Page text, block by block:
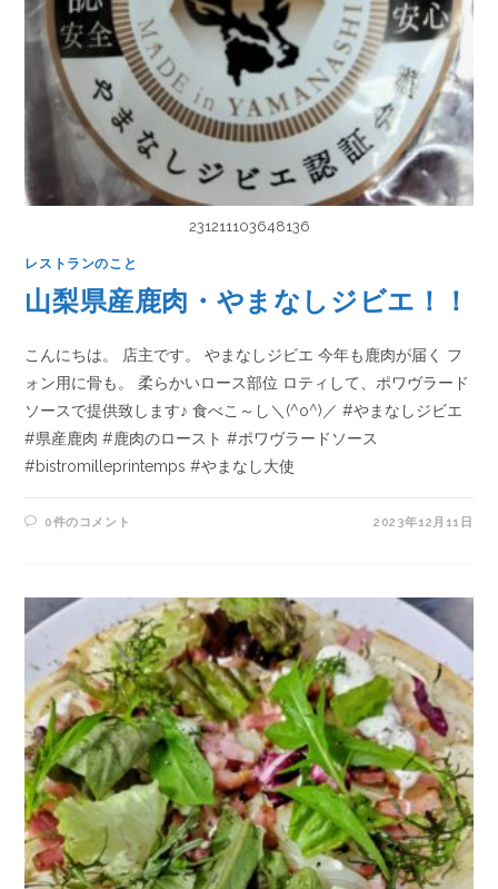
231211103648136
レストランのこと
山梨県産鹿肉・やまなしジビエ！！
こんにちは。 店主です。 やまなしジビエ 今年も鹿肉が届く フ
ォン用に骨も。 柔らかいロース部位 ロティして、ポワヴラード
ソースで提供致します♪ 食べこ～し＼(^o^)／ #やまなしジビエ
#県産鹿肉 #鹿肉のロースト #ポワヴラードソース
#bistromilleprintemps #やまなし大使
0件のコメント 2023年12月11日